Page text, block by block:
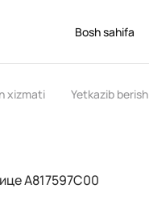
Bosh sahifa
xizmati Yetkazib berish
A817597C00